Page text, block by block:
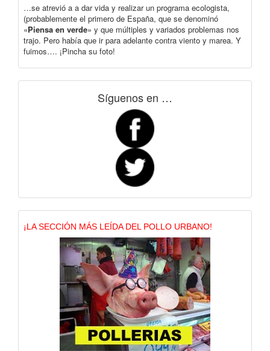
…se atrevió a a dar vida y realizar un programa ecologista,
(probablemente el primero de España, que se denominó
«Piensa en verde» y que múltiples y variados problemas nos
trajo. Pero había que ir para adelante contra viento y marea. Y
fuimos…. ¡Pincha su foto!
Síguenos en …
¡LA SECCIÓN MÁS LEÍDA DEL POLLO URBANO!